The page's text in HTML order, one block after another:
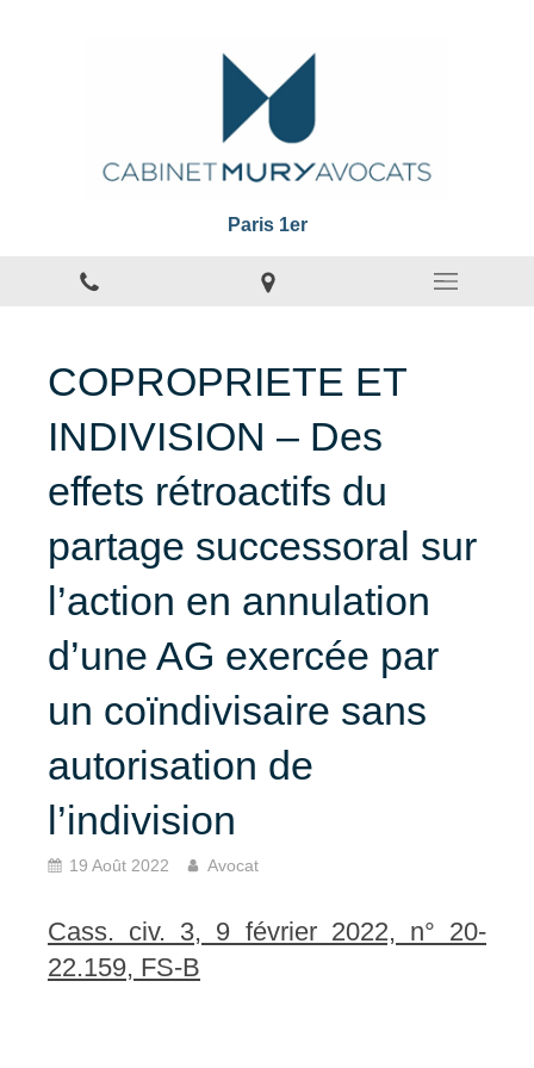
Paris 1er
COPROPRIETE ET
INDIVISION – Des
effets rétroactifs du
partage successoral sur
l’action en annulation
d’une AG exercée par
un coïndivisaire sans
autorisation de
l’indivision
19 Août 2022 Avocat
Cass. civ. 3, 9 février 2022, n° 20-
22.159, FS-B